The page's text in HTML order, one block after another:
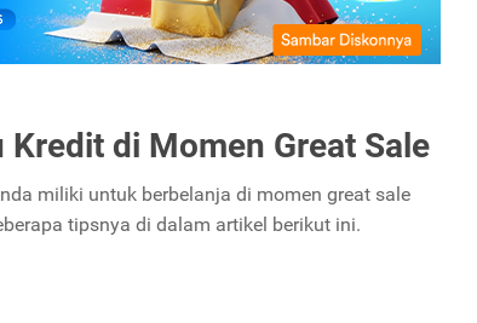
di Momen Great Sale
miliki untuk berbelanja di momen great sale
tipsnya di dalam artikel berikut ini.